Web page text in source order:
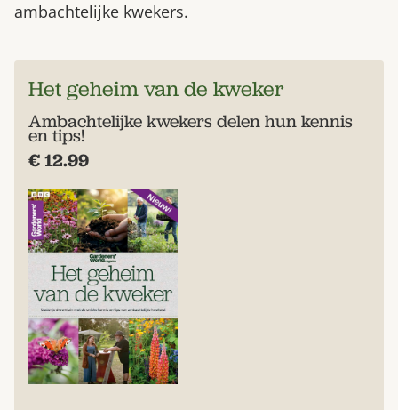
ambachtelijke kwekers.
Het geheim van de kweker
Ambachtelijke kwekers delen hun kennis
en tips!
€ 12.99